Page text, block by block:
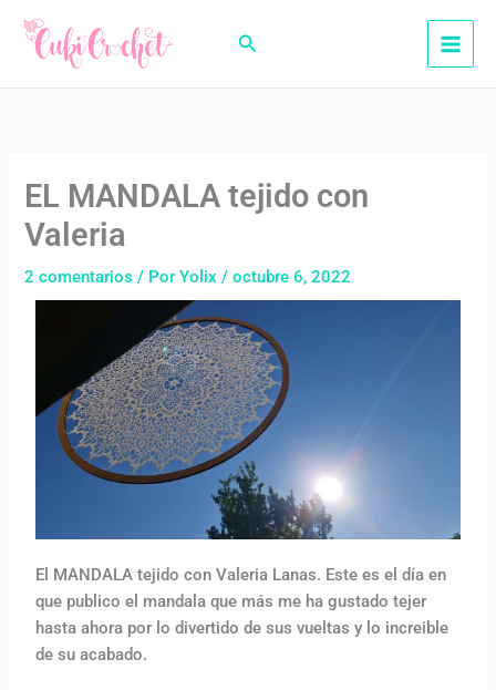
contenido
Buscar
EL MANDALA tejido con
Valeria
2 comentarios / PorYolix/octubre 6, 2022
El MANDALA tejido con Valeria Lanas. Este es el día en
que publico el mandala que más me ha gustado tejer
hasta ahora por lo divertido de sus vueltas y lo increible
de su acabado.